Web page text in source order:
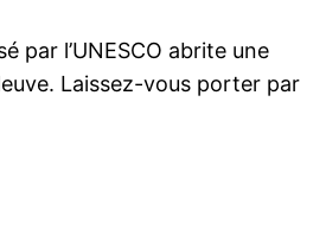
par l’UNESCO abrite une
Laissez-vous porter par